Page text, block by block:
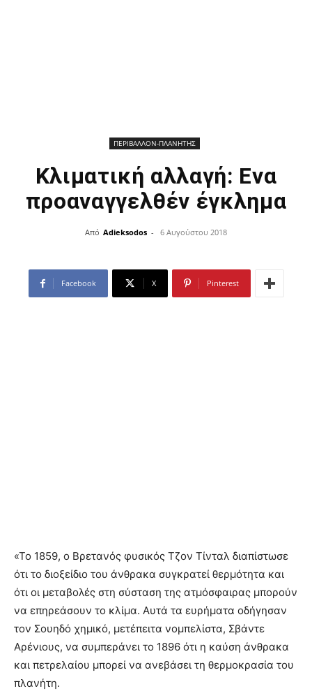
ΠΕΡΙΒΑΛΛΟΝ-ΠΛΑΝΗΤΗΣ
Κλιματική αλλαγή: Ενα
προαναγγελθέν έγκλημα
Από Adieksodos - 6 Αυγούστου 2018
Facebook X Pinterest
«Το 1859, ο Βρετανός φυσικός Τζον Τίνταλ διαπίστωσε
ότι το διοξείδιο του άνθρακα συγκρατεί θερμότητα και
ότι οι μεταβολές στη σύσταση της ατμόσφαιρας μπορούν
να επηρεάσουν το κλίμα. Αυτά τα ευρήματα οδήγησαν
τον Σουηδό χημικό, μετέπειτα νομπελίστα, Σβάντε
Αρένιους, να συμπεράνει το 1896 ότι η καύση άνθρακα
και πετρελαίου μπορεί να ανεβάσει τη θερμοκρασία του
πλανήτη.